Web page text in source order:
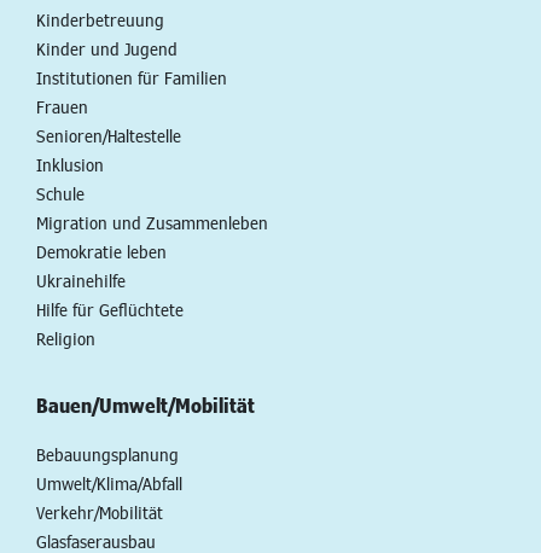
Kinderbetreuung
Kinder und Jugend
Institutionen für Familien
Frauen
Senioren/Haltestelle
Inklusion
Schule
Migration und Zusammenleben
Demokratie leben
Ukrainehilfe
Hilfe für Geflüchtete
Religion
Bauen/Umwelt/Mobilität
Bebauungsplanung
Umwelt/Klima/Abfall
Verkehr/Mobilität
Glasfaserausbau